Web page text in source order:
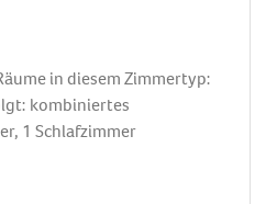
in diesem Zimmertyp:
kombiniertes
1 Schlafzimmer